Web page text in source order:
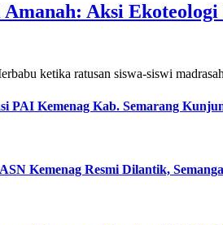
Aksi
ketika ratusan siswa-siswi
PAI Kemenag Kab. Semarang
Kemenag Resmi Dilantik,